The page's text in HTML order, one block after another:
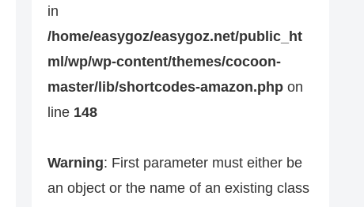
in
/home/easygoz/easygoz.net/public_ht
ml/wp/wp-content/themes/cocoon-
master/lib/shortcodes-amazon.php on
line 148
Warning: First parameter must either be
an object or the name of an existing class